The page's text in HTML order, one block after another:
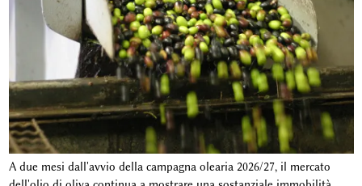
A due mesi dall'avvio della campagna olearia 2026/27, il mercato